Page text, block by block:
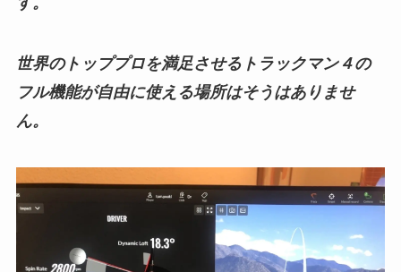
世界のトッププロを満足させるトラックマン４の
フル機能が自由に使える場所はそうはありませ
ん。